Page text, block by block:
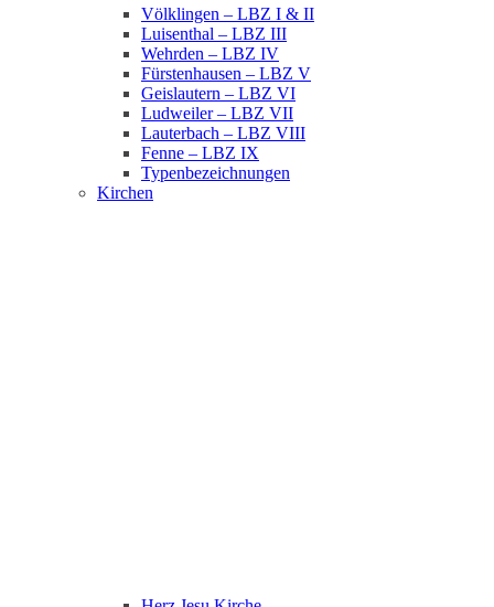
Völklingen – LBZ I & II
Luisenthal – LBZ III
Wehrden – LBZ IV
Fürstenhausen – LBZ V
Geislautern – LBZ VI
Ludweiler – LBZ VII
Lauterbach – LBZ VIII
Fenne – LBZ IX
Typenbezeichnungen
Kirchen